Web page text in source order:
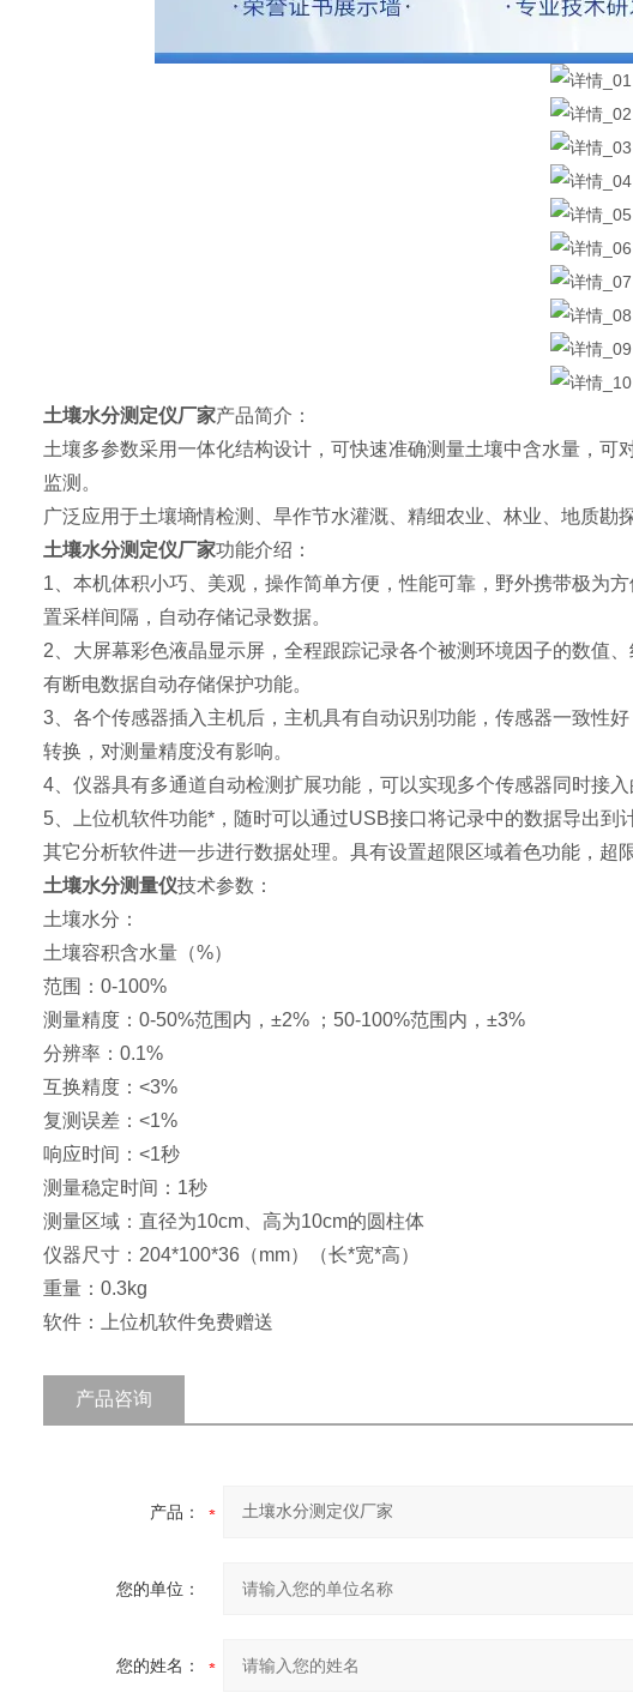
土壤水分测定仪厂家产品简介：
土壤多参数采用一体化结构设计，可快速准确测量土壤中含水量，
监测。
广泛应用于土壤墒情检测、旱作节水灌溉、精细农业、林业、地质勘
土壤水分测定仪厂家功能介绍：
1、本机体积小巧、美观，操作简单方便，性能可靠，野外携带极为
置采样间隔，自动存储记录数据。
2、大屏幕彩色液晶显示屏，全程跟踪记录各个被测环境因子的数值
有断电数据自动存储保护功能。
3、各个传感器插入主机后，主机具有自动识别功能，传感器一致性
转换，对测量精度没有影响。
4、仪器具有多通道自动检测扩展功能，可以实现多个传感器同时接
5、上位机软件功能*，随时可以通过USB接口将记录中的数据导出
其它分析软件进一步进行数据处理。具有设置超限区域着色功能，超
土壤水分测量仪技术参数：
土壤水分：
土壤容积含水量（%）
范围：0-100%
测量精度：0-50%范围内，±2% ；50-100%范围内，±3%
分辨率：0.1%
互换精度：<3%
复测误差：<1%
响应时间：<1秒
测量稳定时间：1秒
测量区域：直径为10cm、高为10cm的圆柱体
仪器尺寸：204*100*36（mm）（长*宽*高）
重量：0.3kg
软件：上位机软件免费赠送
产品咨询
产品：
您的单位：
您的姓名：